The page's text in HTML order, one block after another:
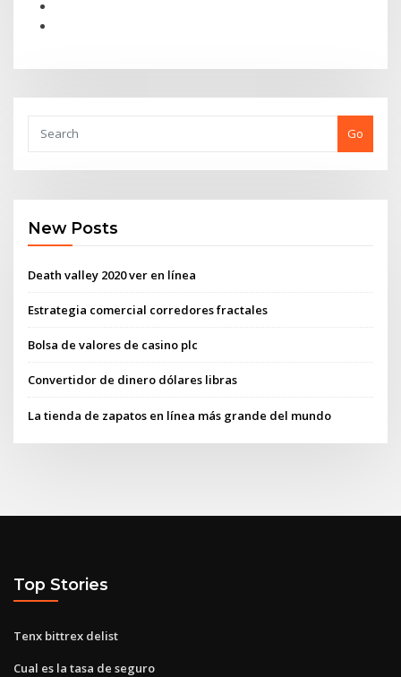
Go
New Posts
Death valley 2020 ver en línea
Estrategia comercial corredores fractales
Bolsa de valores de casino plc
Convertidor de dinero dólares libras
La tienda de zapatos en línea más grande del mundo
Top Stories
Tenx bittrex delist
Cual es la tasa de seguro